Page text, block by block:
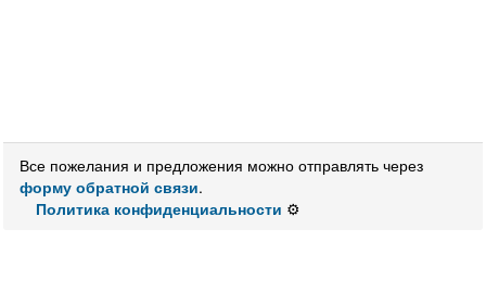
Все пожелания и предложения можно отправлять через
форму обратной связи.
Политика конфиденциальности ⚙️